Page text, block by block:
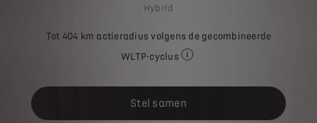
Hybrid
Tot 404 km actieradius volgens de gecombineerde
WLTP-cyclus
Stel samen